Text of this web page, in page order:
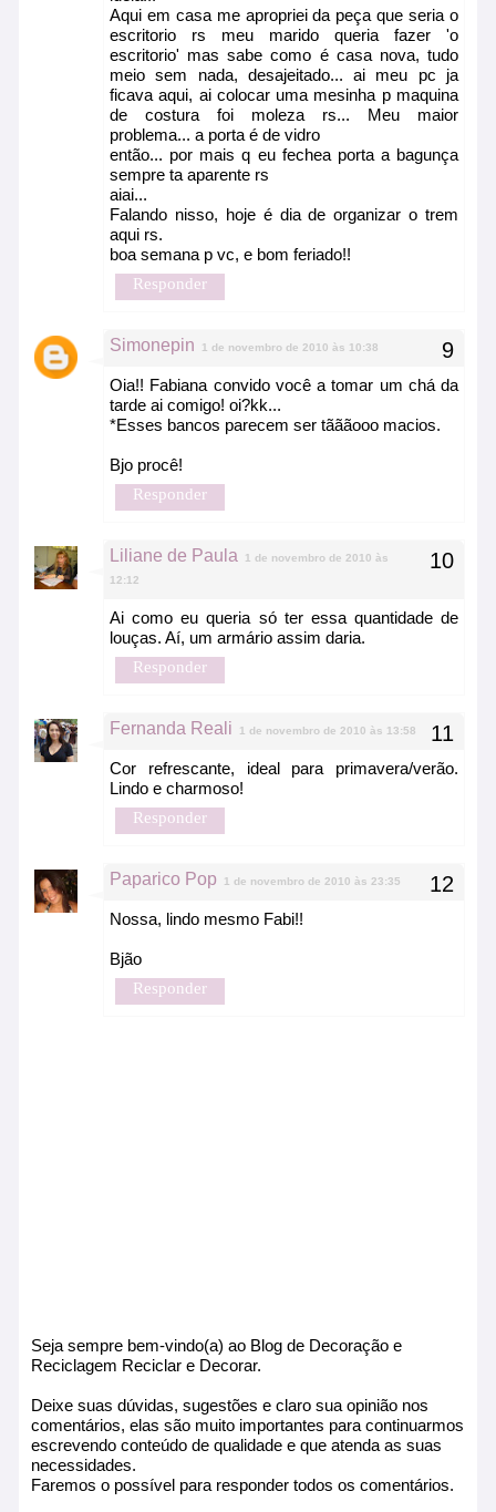
Aqui em casa me apropriei da peça que seria o
escritorio rs meu marido queria fazer 'o
escritorio' mas sabe como é casa nova, tudo
meio sem nada, desajeitado... ai meu pc ja
ficava aqui, ai colocar uma mesinha p maquina
de costura foi moleza rs... Meu maior
problema... a porta é de vidro
então... por mais q eu fechea porta a bagunça
sempre ta aparente rs
aiai...
Falando nisso, hoje é dia de organizar o trem
aqui rs.
boa semana p vc, e bom feriado!!
Responder
Simonepin 1 de novembro de 2010 às 10:38
Oia!! Fabiana convido você a tomar um chá da
tarde ai comigo! oi?kk...
*Esses bancos parecem ser tãããooo macios.
Bjo procê!
Responder
Liliane de Paula
1 de novembro de 2010 às
12:12
Ai como eu queria só ter essa quantidade de
louças. Aí, um armário assim daria.
Responder
Fernanda Reali 1 de novembro de 2010 às 13:58
Cor refrescante, ideal para primavera/verão.
Lindo e charmoso!
Responder
Paparico Pop 1 de novembro de 2010 às 23:35
Nossa, lindo mesmo Fabi!!
Bjão
Responder
Seja sempre bem-vindo(a) ao Blog de Decoração e
Reciclagem Reciclar e Decorar.
Deixe suas dúvidas, sugestões e claro sua opinião nos
comentários, elas são muito importantes para continuarmos
escrevendo conteúdo de qualidade e que atenda as suas
necessidades.
Faremos o possível para responder todos os comentários.